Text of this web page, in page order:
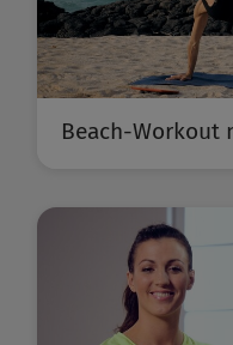
Beach-Workout